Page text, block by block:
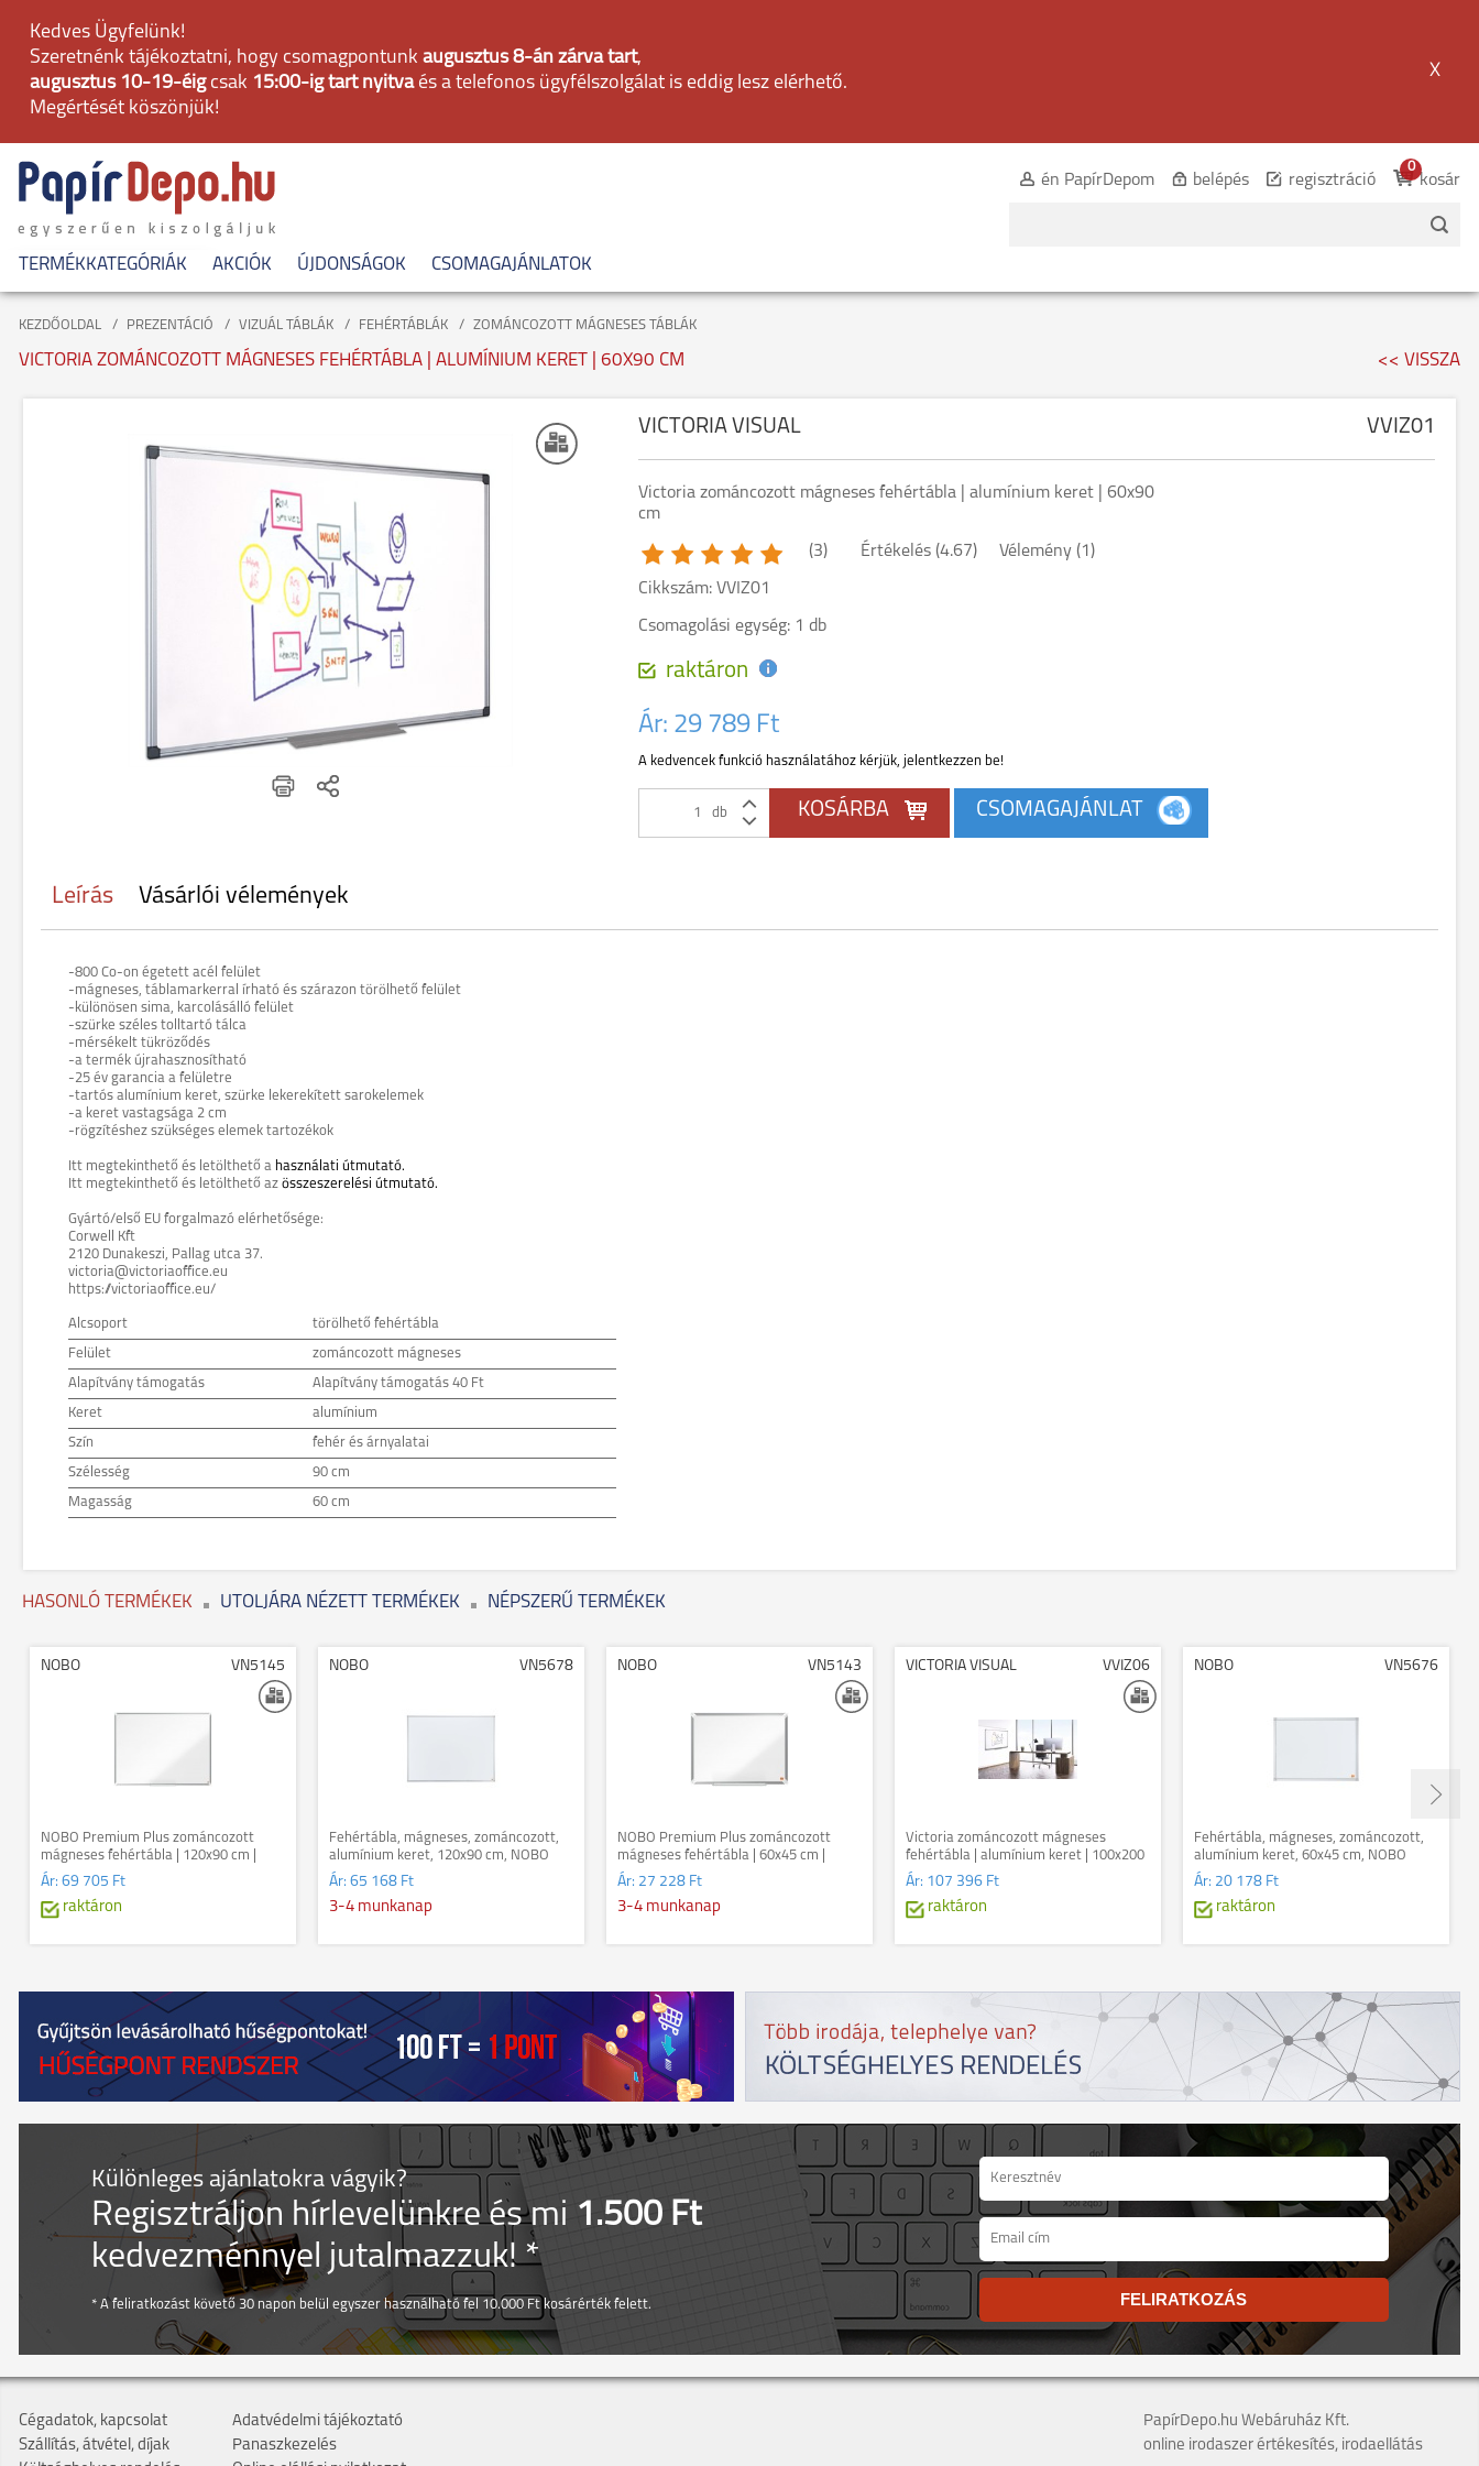
Kedves Ügyfelünk!
Szeretnénk tájékoztatni, hogy csomagpontunk augusztus 8-án zárva tart,
augusztus 10-19-éig csak 15:00-ig tart nyitvaés a telefonos ügyfélszolgálat is eddig lesz elérhető.
Megértését köszönjük!
X
én PapírDepom belépés regisztráció kosár
0
TERMÉKKATEGÓRIÁK AKCIÓK ÚJDONSÁGOK CSOMAGAJÁNLATOK
KEZDŐOLDAL PREZENTÁCIÓ VIZUÁL TÁBLÁK FEHÉRTÁBLÁK ZOMÁNCOZOTT MÁGNESES TÁBLÁK
VICTORIA ZOMÁNCOZOTT MÁGNESES FEHÉRTÁBLA | ALUMÍNIUM KERET | 60X90 CM << VISSZA
VICTORIA VISUAL VVIZ01
Victoria zománcozott mágneses fehértábla | alumínium keret | 60x90
cm
(3) Értékelés (4.67) Vélemény (1 )
Cikkszám: VVIZ01
Csomagolási egység: 1 db
raktáron
Ár: 29 789 Ft
A kedvencek funkció használatához kérjük, jelentkezzen be!
db
Leírás Vásárlói vélemények
-800 Co-on égetett acél felület
-mágneses, táblamarkerral írható és szárazon törölhető felület
-különösen sima, karcolásálló felület
-szürke széles tolltartó tálca
-mérsékelt tükröződés
-a termék újrahasznosítható
-25 év garancia a felületre
-tartós alumínium keret, szürke lekerekített sarokelemek
-a keret vastagsága 2 cm
-rögzítéshez szükséges elemek tartozékok
Itt megtekinthető és letölthető a használati útmutató.
Itt megtekinthető és letölthető az összeszerelési útmutató.
Gyártó/első EU forgalmazó elérhetősége:
Corwell Kft
2120 Dunakeszi, Pallag utca 37.
victoria@victoriaoffice.eu
https://victoriaoffice.eu/
Alcsoport törölhető fehértábla
Felület zománcozott mágneses
Alapítvány támogatás Alapítvány támogatás 40 Ft
Keret alumínium
Szín fehér és árnyalatai
Szélesség 90 cm
Magasság 60 cm
HASONLÓ TERMÉKEK UTOLJÁRA NÉZETT TERMÉKEK NÉPSZERŰ TERMÉKEK
NOBO VN5145
NOBO Premium Plus zománcozott
mágneses fehértábla | 120x90 cm |
alumínium keret
Ár: 69 705 Ft
raktáron
NOBO VN5678
Fehértábla, mágneses, zománcozott,
alumínium keret, 120x90 cm, NOBO
"Essentials"
Ár: 65 168 Ft
3-4 munkanap
NOBO VN5143
NOBO Premium Plus zománcozott
mágneses fehértábla | 60x45 cm |
alumínium keret
Ár: 27 228 Ft
3-4 munkanap
VICTORIA VISUAL VVIZ06
Victoria zománcozott mágneses
fehértábla | alumínium keret | 100x200
cm
Ár: 107 396 Ft
raktáron
NOBO VN5676
Fehértábla, mágneses, zománcozott,
alumínium keret, 60x45 cm, NOBO
"Essentials"
Ár: 20 178 Ft
raktáron
Különleges ajánlatokra vágyik?
Regisztráljon hírlevelünkre és mi 1.500 Ft
kedvezménnyel jutalmazzuk! *
* A feliratkozást követő 30 napon belül egyszer használható fel 10.000 Ft kosárérték felett. FELIRATKOZÁS
Cégadatok, kapcsolat
Szállítás, átvétel, díjak
Adatvédelmi tájékoztató
Panaszkezelés
PapírDepo.hu Webáruház Kft.
online irodaszer értékesítés, irodaellátás